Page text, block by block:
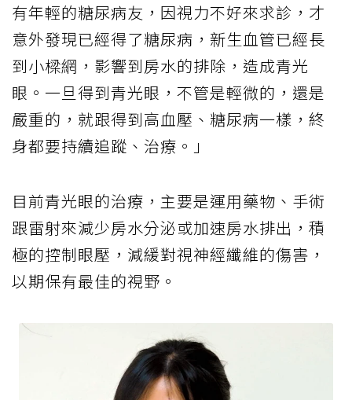
有年輕的糖尿病友，因視力不好來求診，才
意外發現已經得了糖尿病，新生血管已經長
到小樑網，影響到房水的排除，造成青光
眼。一旦得到青光眼，不管是輕微的，還是
嚴重的，就跟得到高血壓、糖尿病一樣，終
身都要持續追蹤、治療。」
目前青光眼的治療，主要是運用藥物、手術
跟雷射來減少房水分泌或加速房水排出，積
極的控制眼壓，減緩對視神經纖維的傷害，
以期保有最佳的視野。